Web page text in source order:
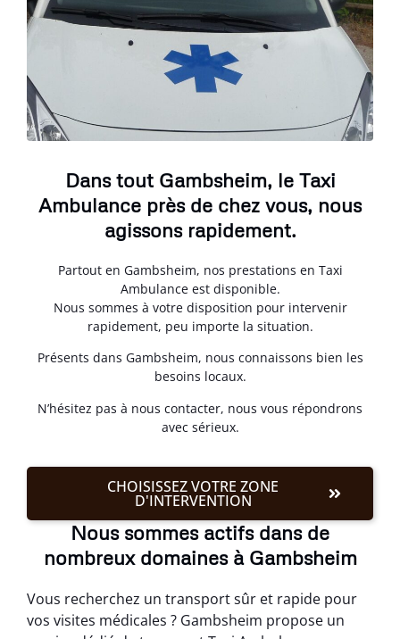
Dans tout Gambsheim, le Taxi
Ambulance près de chez vous, nous
agissons rapidement.
Partout en Gambsheim, nos prestations en Taxi
Ambulance est disponible.
Nous sommes à votre disposition pour intervenir
rapidement, peu importe la situation.
Présents dans Gambsheim, nous connaissons bien les
besoins locaux.
N’hésitez pas à nous contacter, nous vous répondrons
avec sérieux.
CHOISISSEZ VOTRE ZONE
D'INTERVENTION
Nous sommes actifs dans de
nombreux domaines à Gambsheim
Vous recherchez un transport sûr et rapide pour
vos visites médicales ? Gambsheim propose un